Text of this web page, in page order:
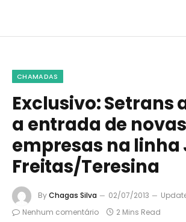
CHAMADAS
Exclusivo: Setrans
a entrada de novas
empresas na linha
Freitas/Teresina
ByChagas Silva 02/07/2013
Nenhum comentário
2 Mins Read